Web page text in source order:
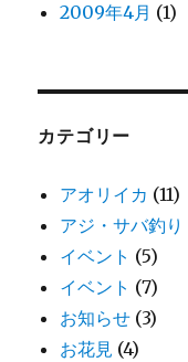
2009年4月 (1)
カテゴリー
アオリイカ (11)
アジ・サバ釣り
イベント (5)
イベント (7)
お知らせ (3)
お花見 (4)